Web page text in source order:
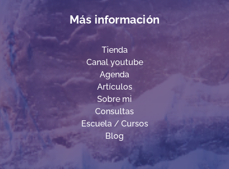
Más información
Tienda
Canal youtube
Agenda
Artículos
Sobre mi
Consultas
Escuela / Cursos
Blog